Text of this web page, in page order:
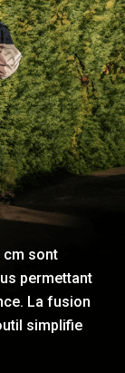
cm sont
permettant
La fusion
simplifie